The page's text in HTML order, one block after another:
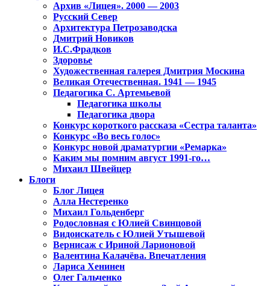
Архив «Лицея». 2000 — 2003
Русский Север
Архитектура Петрозаводска
Дмитрий Новиков
И.С.Фрадков
Здоровье
Художественная галерея Дмитрия Москина
Великая Отечественная. 1941 — 1945
Педагогика С. Артемьевой
Педагогика школы
Педагогика двора
Конкурс короткого рассказа «Сестра таланта»
Конкурс «Во весь голос»
Конкурс новой драматургии «Ремарка»
Каким мы помним август 1991-го…
Михаил Швейцер
Блоги
Блог Лицея
Алла Нестеренко
Михаил Гольденберг
Родословная с Юлией Свинцовой
Видоискатель с Юлией Утышевой
Вернисаж с Ириной Ларионовой
Валентина Калачёва. Впечатления
Лариса Хенинен
Олег Гальченко